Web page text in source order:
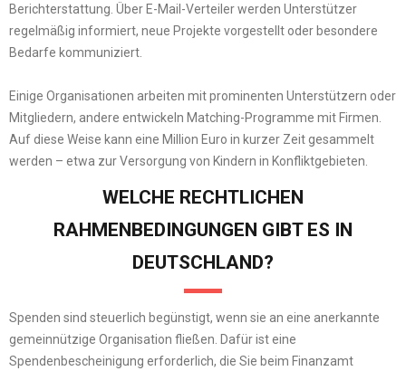
Berichterstattung. Über E-Mail-Verteiler werden Unterstützer
regelmäßig informiert, neue Projekte vorgestellt oder besondere
Bedarfe kommuniziert.
Einige Organisationen arbeiten mit prominenten Unterstützern oder
Mitgliedern, andere entwickeln Matching-Programme mit Firmen.
Auf diese Weise kann eine Million Euro in kurzer Zeit gesammelt
werden – etwa zur Versorgung von Kindern in Konfliktgebieten.
WELCHE RECHTLICHEN
RAHMENBEDINGUNGEN GIBT ES IN
DEUTSCHLAND?
Spenden sind steuerlich begünstigt, wenn sie an eine anerkannte
gemeinnützige Organisation fließen. Dafür ist eine
Spendenbescheinigung erforderlich, die Sie beim Finanzamt